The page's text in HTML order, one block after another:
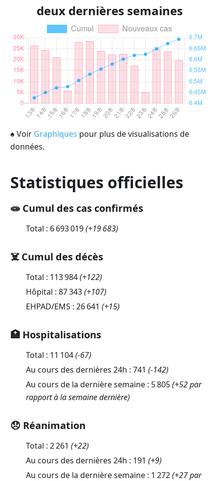
deux dernières semaines
♠ Voir Graphiques pour plus de visualisations de
données.
Statistiques officielles
🧫 Cumul des cas confirmés
Total : 6 693 019(+19 683)
☠️ Cumul des décès
Total : 113 984(+122)
Hôpital : 87 343(+107)
EHPAD/EMS : 26 641 (+15)
🏥 Hospitalisations
Total : 11 104(-67)
Au cours des dernières 24h : 741 (-142)
Au cours de la dernière semaine : 5 805(+52 par
rapport à la semaine dernière)
😞 Réanimation
Total : 2 261 (+22)
Au cours des dernières 24h : 191 (+9)
Au cours de la dernière semaine : 1 272(+27 par